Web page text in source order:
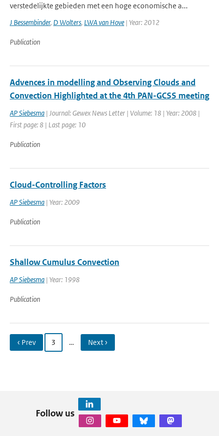
verstedelijkte gebieden met een hoge economische a...
J Bessembinder, D Wolters, LWA van Hove | Year: 2012
Publication
Advences in modelling and Observing Clouds and
Convection Highlighted at the 4th PAN-GCSS meeting
AP Siebesma | Journal: Gewex News Letter | Volume: 18 | Year: 2008 |
First page: 8 | Last page: 10
Publication
Cloud-Controlling Factors
AP Siebesma | Year: 2009
Publication
Shallow Cumulus Convection
AP Siebesma | Year: 1998
Publication
‹ Prev 3 … Next ›
Follow us